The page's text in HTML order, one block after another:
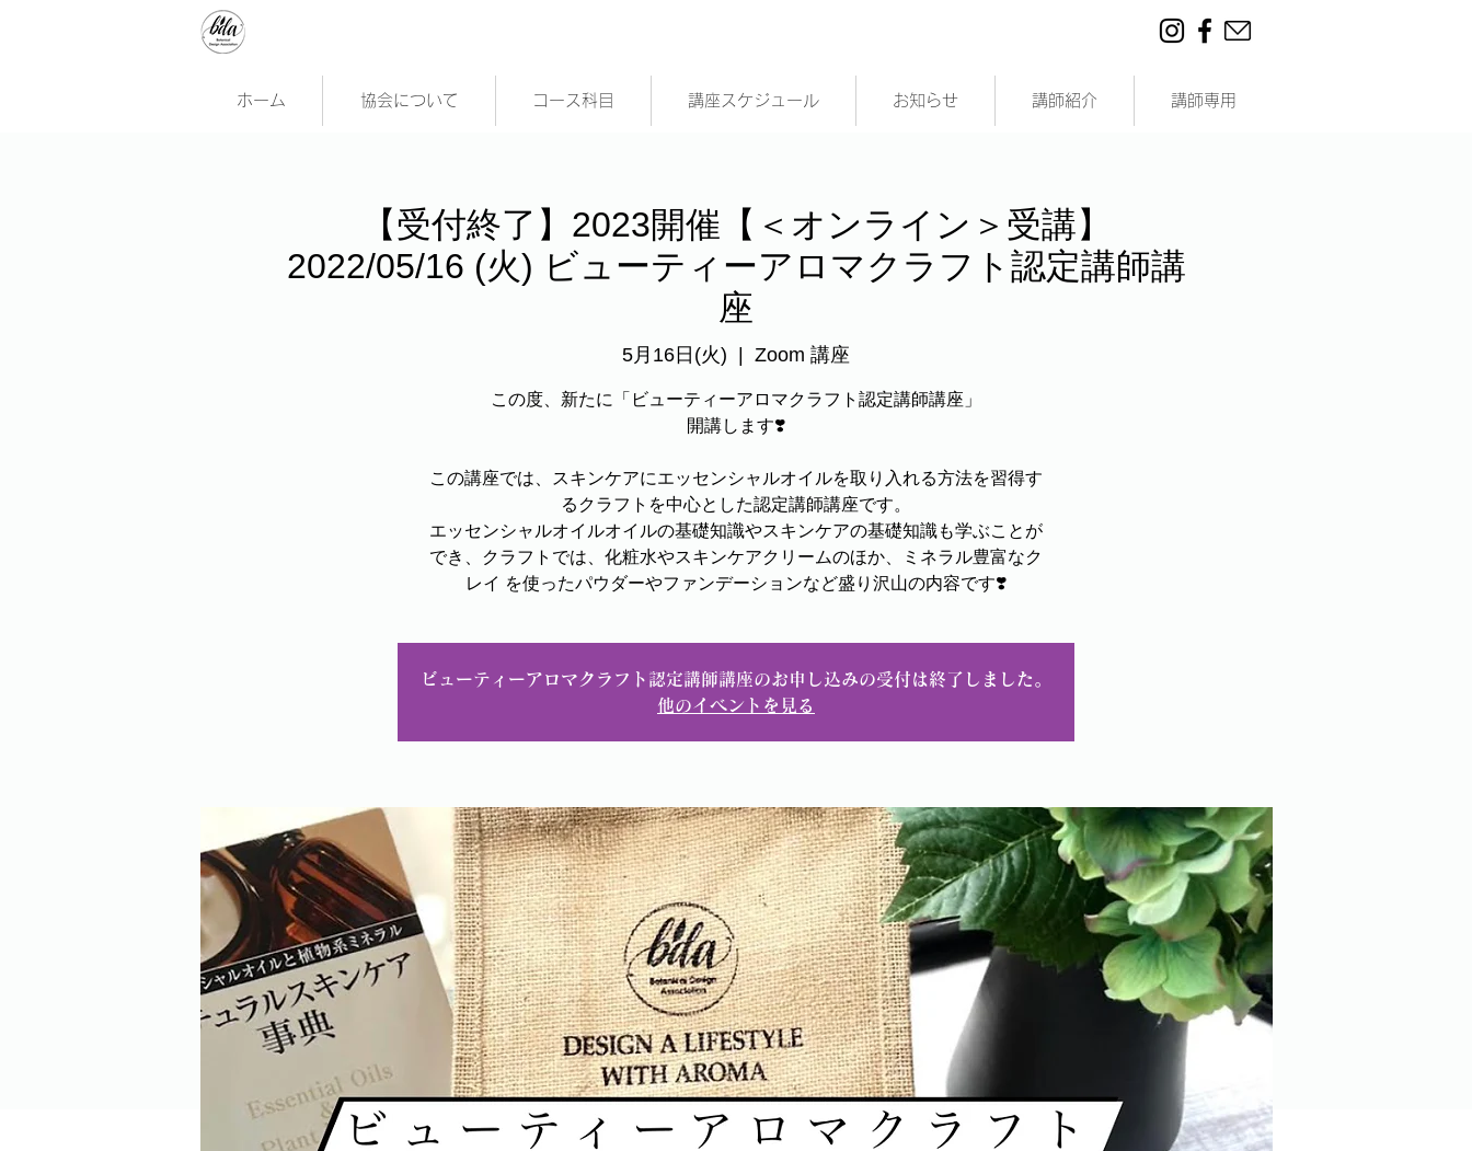
ホーム 協会について コース科目 講座スケジュール お知らせ 講師紹介 講師専用
【受付終了】2023開催【＜オンライン＞受講】
2022/05/16 (火) ビューティーアロマクラフト認定講師講
座
5月16日(火)
  |
Zoom 講座
この度、新たに「ビューティーアロマクラフト認定講師講座」
開講します❣️
この講座では、スキンケアにエッセンシャルオイルを取り入れる方法を習得す
るクラフトを中心とした認定講師講座です。
エッセンシャルオイルオイルの基礎知識やスキンケアの基礎知識も学ぶことが
でき、クラフトでは、化粧水やスキンケアクリームのほか、ミネラル豊富なク
レイ を使ったパウダーやファンデーションなど盛り沢山の内容です❣️
ビューティーアロマクラフト認定講師講座のお申し込みの受付は終了しました。
他のイベントを見る